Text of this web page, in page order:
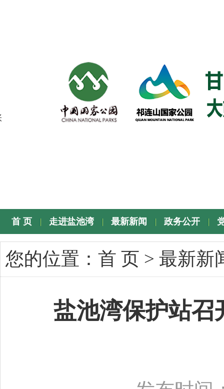
首 页 走进盐池湾 最新新闻 政务公开
您的位置： 首 页 > 最新新
盐池湾保护站召